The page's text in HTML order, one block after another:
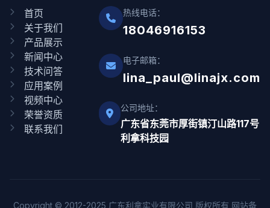
首页
关于我们
产品展示
新闻中心
技术问答
应用案例
视频中心
荣誉资质
联系我们
热线电话：
18046916153
电子邮箱：
lina_paul@linajx.com
公司地址：
广东省东莞市厚街镇汀山路117号
利拿科技园
Copyright © 2012-2025 广东利拿实业有限公司 版权所有 网站备